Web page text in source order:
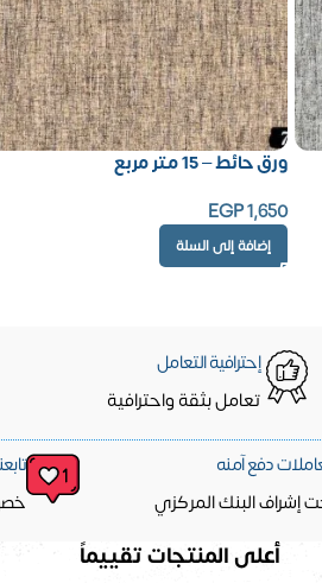
ورق حائط – 15 متر مربع
EGP1,650
إضافة إلى السلة
إحترافية التعامل
تعامل بثقة واحترافية
دفع آمنه
إشراف البنك المركزي
أعلى المنتجات تقييماً